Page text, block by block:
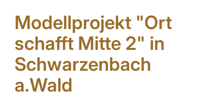
Modellprojekt "Ort
schafft Mitte 2" in
Schwarzenbach
a.Wald